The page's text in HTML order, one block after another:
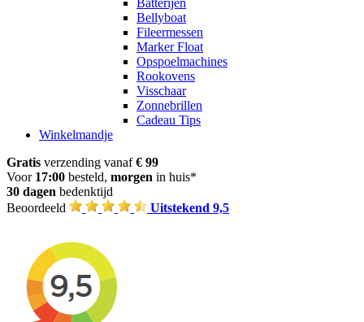
Batterijen
Bellyboat
Fileermessen
Marker Float
Opspoelmachines
Rookovens
Visschaar
Zonnebrillen
Cadeau Tips
Winkelmandje
Gratis verzending vanaf€ 99
Voor 17:00 besteld, morgen in huis*
30 dagen bedenktijd
Beoordeeld
Uitstekend 9,5